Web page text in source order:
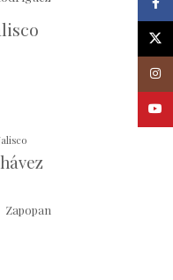
Zapopan